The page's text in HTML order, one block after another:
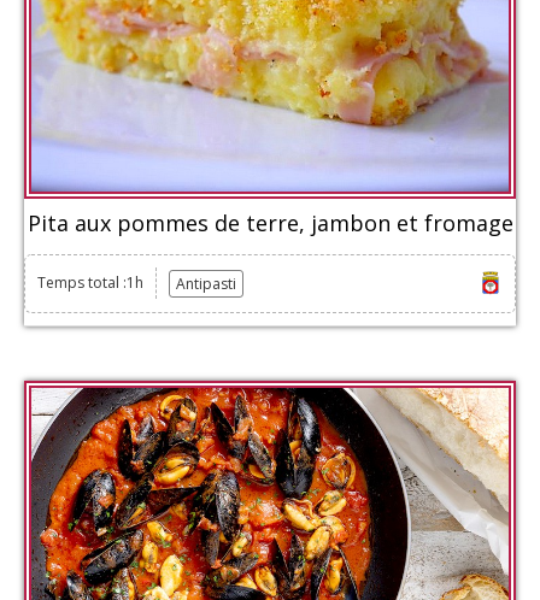
Pita aux pommes de terre, jambon et fromage
Temps total :1h Antipasti